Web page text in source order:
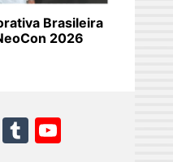
Brasileira
2026
LinkedIn
Tumblr